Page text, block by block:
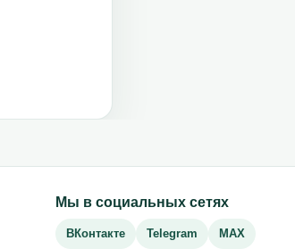
Мы в социальных сетях
ВКонтакте Telegram MAX